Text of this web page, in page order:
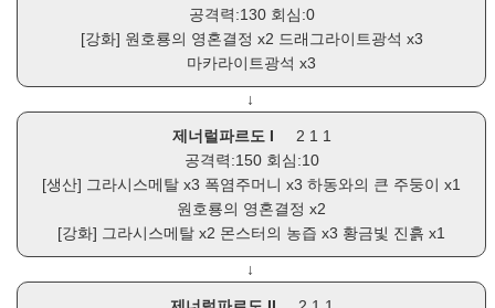
공격력:130 회심:0
[강화] 원호룡의 영혼결정 x2 드래그라이트광석 x3
마카라이트광석 x3
↓
제너럴파르도 I
2 1 1
공격력:150 회심:10
[생산] 그라시스메탈 x3 폭염주머니 x3 하동와의 큰 주둥이 x1
원호룡의 영혼결정 x2
[강화] 그라시스메탈 x2 몬스터의 농즙 x3 황금빛 진흙 x1
↓